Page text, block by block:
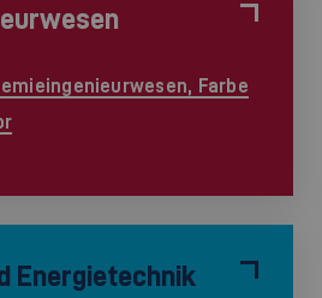
Farbe
Energietechnik